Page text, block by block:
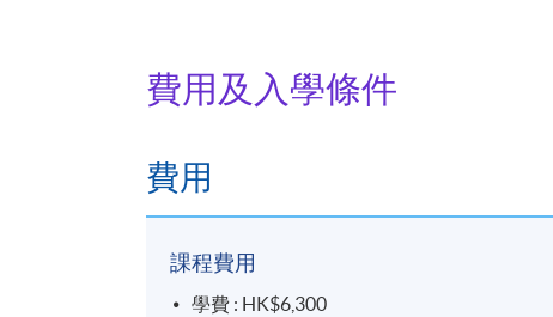
費用及入學條件
費用
課程費用
學費 : HK$6,300